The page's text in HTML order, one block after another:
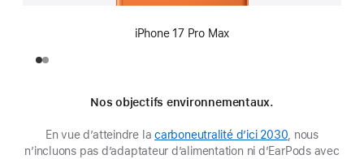
iPhone 17 Pro Max
Nos objectifs environnementaux.
En vue d’atteindre lacarboneutralité d’ici 2030 (s’ouvre
dans
, nous
n’incluons pas d’adaptateur d’alimentation ni d’EarPods avec